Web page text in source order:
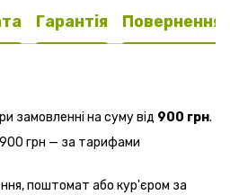
Гарантія Повернення
замовленні на суму від 900 грн.
грн — за тарифами
поштомат або кур'єром за